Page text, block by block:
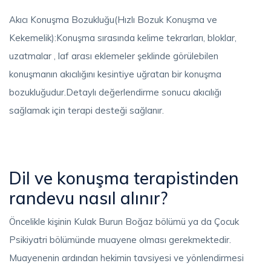
Akıcı Konuşma Bozukluğu(Hızlı Bozuk Konuşma ve
Kekemelik):Konuşma sırasında kelime tekrarları, bloklar,
uzatmalar , laf arası eklemeler şeklinde görülebilen
konuşmanın akıcılığını kesintiye uğratan bir konuşma
bozukluğudur.Detaylı değerlendirme sonucu akıcılığı
sağlamak için terapi desteği sağlanır.
Dil ve konuşma terapistinden
randevu nasıl alınır?
Öncelikle kişinin Kulak Burun Boğaz bölümü ya da Çocuk
Psikiyatri bölümünde muayene olması gerekmektedir.
Muayenenin ardından hekimin tavsiyesi ve yönlendirmesi